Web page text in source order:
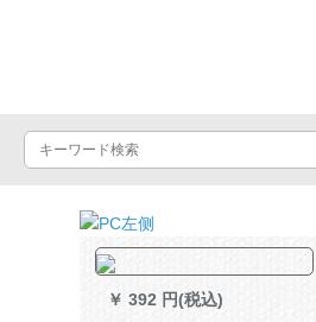
￥ 392 円(税込)